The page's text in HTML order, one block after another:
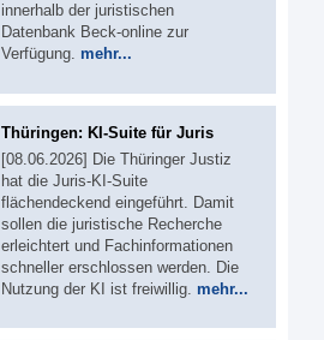
innerhalb der juristischen
Datenbank Beck-online zur
Verfügung. mehr...
Thüringen: KI-Suite für Juris
[08.06.2026] Die Thüringer Justiz
hat die Juris-KI-Suite
flächendeckend eingeführt. Damit
sollen die juristische Recherche
erleichtert und Fachinformationen
schneller erschlossen werden. Die
Nutzung der KI ist freiwillig. mehr...